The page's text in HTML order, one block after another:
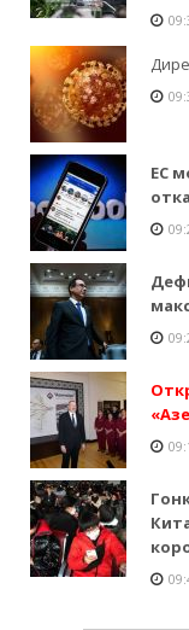
ЕС